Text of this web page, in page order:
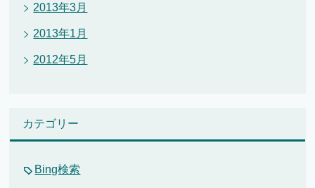
2013年3月
2013年1月
2012年5月
カテゴリー
Bing検索